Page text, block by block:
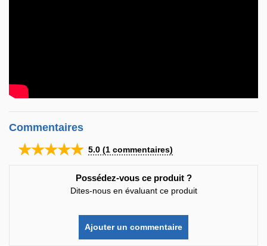
Commentaires
★★★★★ 5.0 (1 commentaires)
Possédez-vous ce produit ?
Dites-nous en évaluant ce produit
Ajouter un commentaire